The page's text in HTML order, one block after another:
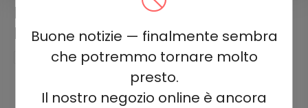
Buone notizie — finalmente sembra
che potremmo tornare molto
presto.
Il nostro negozio online è ancora
ELF BAR 2500 - COCONUT
MELON 2%